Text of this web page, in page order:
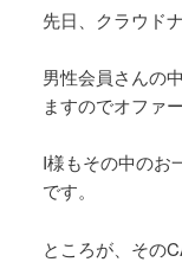
先日、クラウド
男性会員さんの
ますのでオファ
I様もその中のお
です。
ところが、その